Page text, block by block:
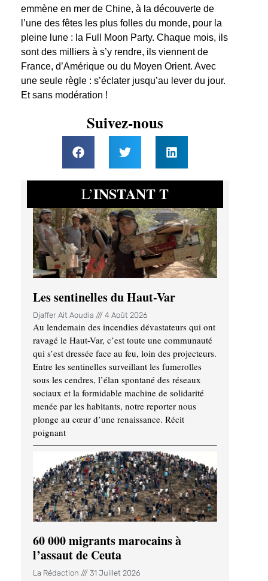
emmène en mer de Chine, à la découverte de
l’une des fêtes les plus folles du monde, pour la
pleine lune : la Full Moon Party. Chaque mois, ils
sont des milliers à s’y rendre, ils viennent de
France, d’Amérique ou du Moyen Orient. Avec
une seule règle : s’éclater jusqu’au lever du jour.
Et sans modération !
Suivez-nous
L’INSTANT T
Les sentinelles du Haut-Var
Djaffer Ait Aoudia 4 Août 2026
Au lendemain des incendies dévastateurs qui ont
ravagé le Haut-Var, c’est toute une communauté
qui s’est dressée face au feu, loin des projecteurs.
Entre les sentinelles surveillant les fumerolles
sous les cendres, l’élan spontané des réseaux
sociaux et la formidable machine de solidarité
menée par les habitants, notre reporter nous
plonge au cœur d’une renaissance. Récit
poignant
60 000 migrants marocains à
l’assaut de Ceuta
La Rédaction 31 Juillet 2026